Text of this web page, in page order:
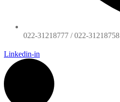
022-31218777 / 022-31218758
Linkedin-in